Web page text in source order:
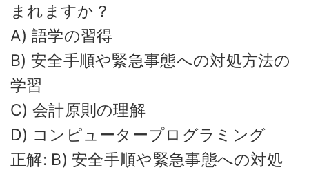
まれますか？
A) 語学の習得
B) 安全手順や緊急事態への対処方法の
学習
C) 会計原則の理解
D) コンピュータープログラミング
正解: B) 安全手順や緊急事態への対処